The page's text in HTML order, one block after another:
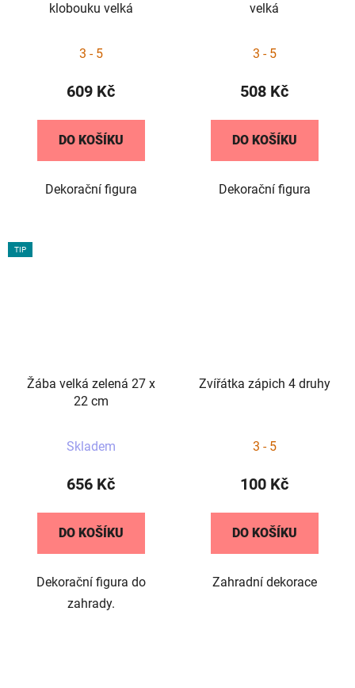
klobouku velká
hodnocení
produktu
z
hvězdiček.
3 - 5
609 Kč
DO KOŠÍKU
Dekorační figura
velká
3 - 5
508 Kč
DO KOŠÍKU
Dekorační figura
TIP
Žába velká zelená 27 x
22 cm
hodnocení
produktu
z
hvězdiček.
Skladem
656 Kč
DO KOŠÍKU
Dekorační figura do
zahrady.
Zvířátka zápich 4 druhy
3 - 5
100 Kč
DO KOŠÍKU
Zahradní dekorace